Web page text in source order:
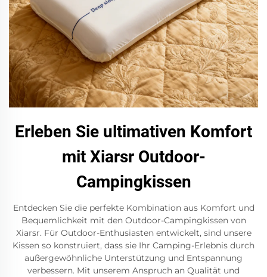
Erleben Sie ultimativen Komfort
mit Xiarsr Outdoor-
Campingkissen
Entdecken Sie die perfekte Kombination aus Komfort und
Bequemlichkeit mit den Outdoor-Campingkissen von
Xiarsr. Für Outdoor-Enthusiasten entwickelt, sind unsere
Kissen so konstruiert, dass sie Ihr Camping-Erlebnis durch
außergewöhnliche Unterstützung und Entspannung
verbessern. Mit unserem Anspruch an Qualität und